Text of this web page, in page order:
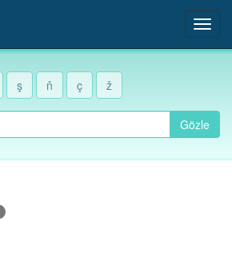
ş ň ç ž
Gözle